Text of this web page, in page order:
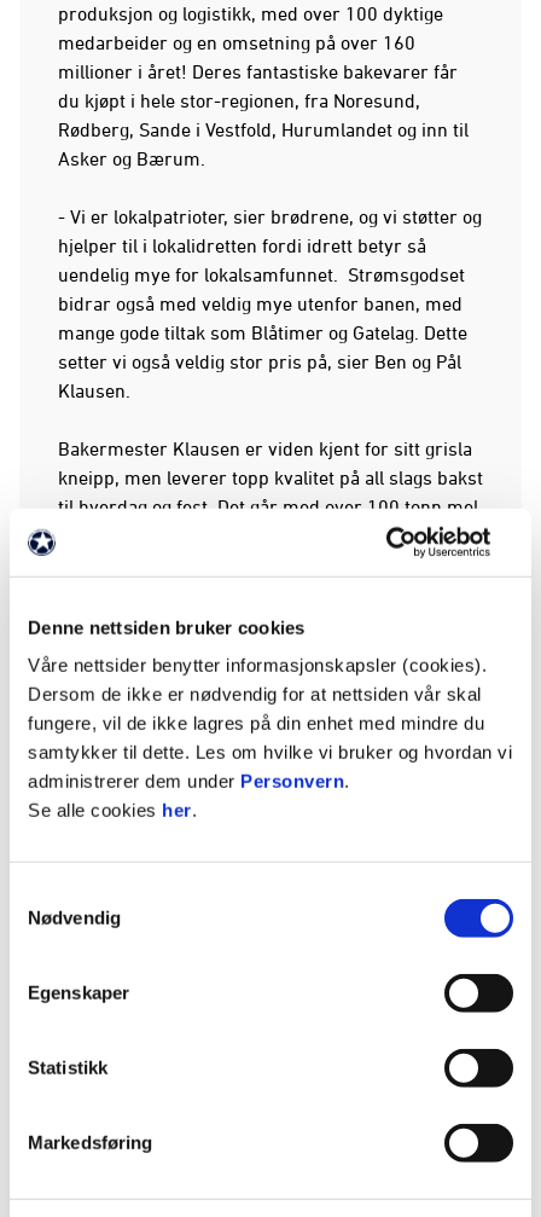
Denne nettsiden bruker cookies
Våre nettsider benytter informasjonskapsler (cookies).
Dersom de ikke er nødvendig for at nettsiden vår skal
fungere, vil de ikke lagres på din enhet med mindre du
samtykker til dette. Les om hvilke vi bruker og hvordan vi
administrerer dem under Personvern.
Se alle cookies her.
Nødvendig
Egenskaper
Statistikk
Markedsføring
produksjon og logistikk, med over 100 dyktige
medarbeider og en omsetning på over 160
millioner i året! Deres fantastiske bakevarer får
du kjøpt i hele stor-regionen, fra Noresund,
Rødberg, Sande i Vestfold, Hurumlandet og inn til
Asker og Bærum.
- Vi er lokalpatrioter, sier brødrene, og vi støtter og
hjelper til i lokalidretten fordi idrett betyr så
uendelig mye for lokalsamfunnet. Strømsgodset
bidrar også med veldig mye utenfor banen, med
mange gode tiltak som Blåtimer og Gatelag. Dette
setter vi også veldig stor pris på, sier Ben og Pål
Klausen.
Bakermester Klausen er viden kjent for sitt grisla
kneipp, men leverer topp kvalitet på all slags bakst
til hverdag og fest. Det går med over 100 tonn mel
i uka, og de leverer opp mot 300 leveranser hver
eneste dag. Dagligvaren er selvfølgelig viktigst, og
får kjøpt produktene på Kiwi!
- Strømsgodset er flinke til å samle næringslivet.
Vi tar del i mange arrangement og aktiviteter hvor
vi treffer mange hyggelige folk. Vi føler
Strømsgodset har et veldig viktig nettverk det er
det skulle bli nedrykk, sier guttene i kor.
- Klausen leverer pølsebrød, skolebrød, boller og
kaker til alle våre kamparrangement, og Ingen
handler jeg utelukkende Klausen varer (på Kiwi) –
hver dag, sier Rune Marthinsen i Strømsgodset.
i lokalidretten, og vi er svært stolte og takknemlige
markedssjefen.